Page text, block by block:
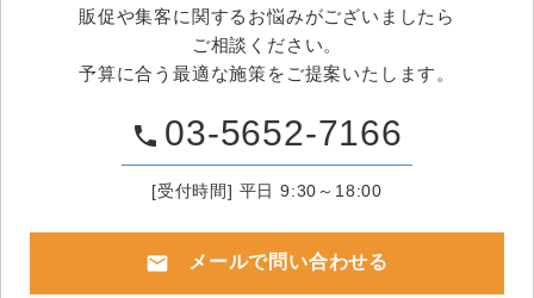
販促や集客に関するお悩みがございましたら
ご相談ください。
予算に合う最適な施策をご提案いたします。
phone 03-5652-7166
[受付時間] 平日 9:30～18:00
mail メールで問い合わせる